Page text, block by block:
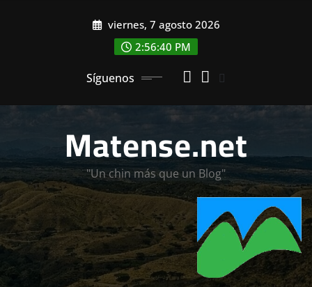
viernes, 7 agosto 2026
2:56:42 PM
Síguenos
Matense.net
"Un chin más que un Blog"